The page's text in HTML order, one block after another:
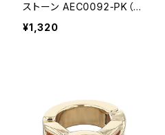
ストーン AEC0092-PK（ピ
ンク）
¥1,320